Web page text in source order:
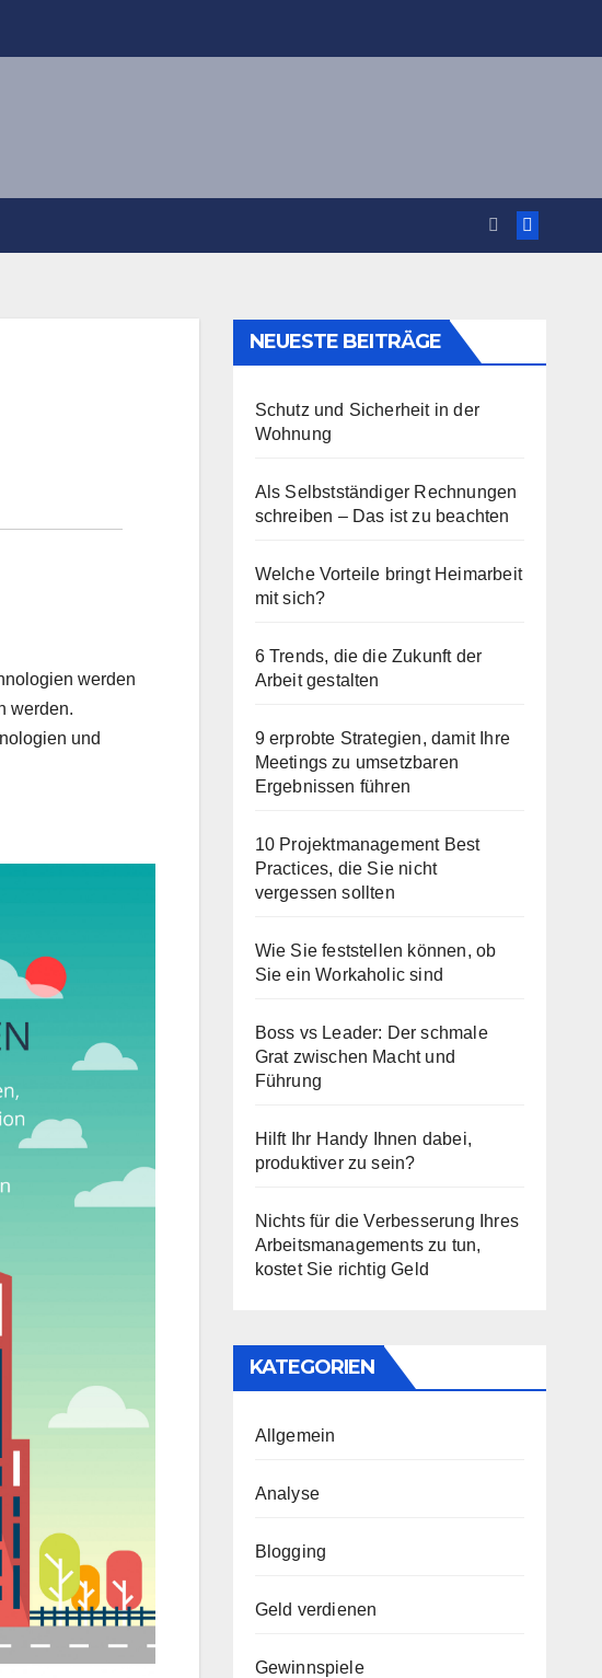
werden
werden.
und
NEUESTE BEITRÄGE
Schutz und Sicherheit in der
Wohnung
Als Selbstständiger Rechnungen
schreiben – Das ist zu beachten
Welche Vorteile bringt Heimarbeit
mit sich?
6 Trends, die die Zukunft der
Arbeit gestalten
9 erprobte Strategien, damit Ihre
Meetings zu umsetzbaren
Ergebnissen führen
10 Projektmanagement Best
Practices, die Sie nicht
vergessen sollten
Wie Sie feststellen können, ob
Sie ein Workaholic sind
Boss vs Leader: Der schmale
Grat zwischen Macht und
Führung
Hilft Ihr Handy Ihnen dabei,
produktiver zu sein?
Nichts für die Verbesserung Ihres
Arbeitsmanagements zu tun,
kostet Sie richtig Geld
KATEGORIEN
Allgemein
Analyse
Blogging
Geld verdienen
Gewinnspiele